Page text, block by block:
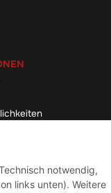
notwendig,
links unten). Weitere